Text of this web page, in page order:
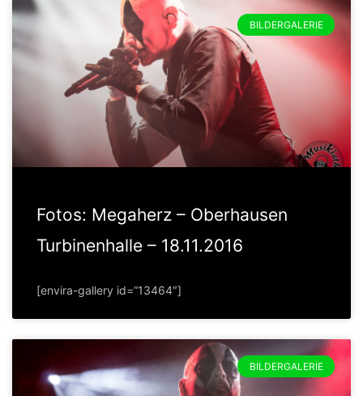
BILDERGALERIE
Fotos: Megaherz – Oberhausen
Turbinenhalle – 18.11.2016
[envira-gallery id=”13464″]
BILDERGALERIE